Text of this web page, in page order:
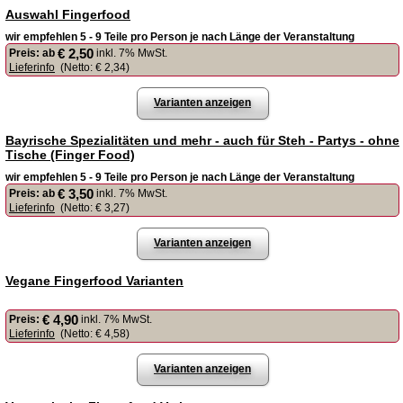
Auswahl Fingerfood
wir empfehlen 5 - 9 Teile pro Person je nach Länge der Veranstaltung
Preis: ab € 2,50 inkl. 7% MwSt.
Lieferinfo (Netto: € 2,34)
Varianten anzeigen
Bayrische Spezialitäten und mehr - auch für Steh - Partys - ohne
Tische (Finger Food)
wir empfehlen 5 - 9 Teile pro Person je nach Länge der Veranstaltung
Preis: ab € 3,50 inkl. 7% MwSt.
Lieferinfo (Netto: € 3,27)
Varianten anzeigen
Vegane Fingerfood Varianten
Preis: € 4,90 inkl. 7% MwSt.
Lieferinfo (Netto: € 4,58)
Varianten anzeigen